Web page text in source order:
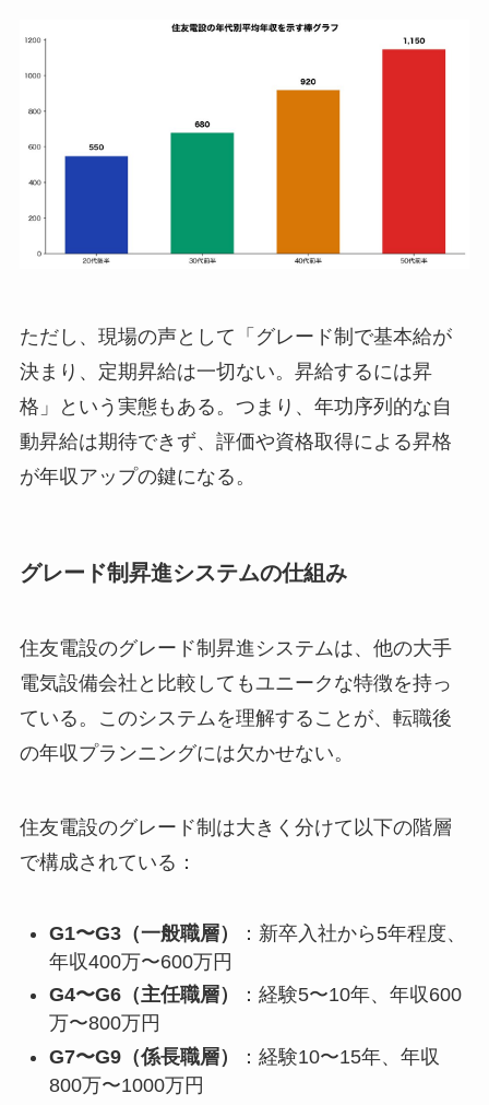
ただし、現場の声として「グレード制で基本給が
決まり、定期昇給は一切ない。昇給するには昇
格」という実態もある。つまり、年功序列的な自
動昇給は期待できず、評価や資格取得による昇格
が年収アップの鍵になる。
グレード制昇進システムの仕組み
住友電設のグレード制昇進システムは、他の大手
電気設備会社と比較してもユニークな特徴を持っ
ている。このシステムを理解することが、転職後
の年収プランニングには欠かせない。
住友電設のグレード制は大きく分けて以下の階層
で構成されている：
G1〜G3（一般職層）
：新卒入社から5年程度、
年収400万〜600万円
G4〜G6（主任職層）
：経験5〜10年、年収600
万〜800万円
G7〜G9（係長職層）
：経験10〜15年、年収
800万〜1000万円